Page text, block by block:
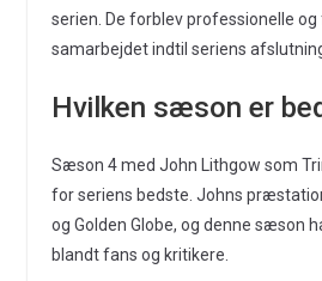
serien. De forblev professionelle
samarbejdet indtil seriens
Hvilken sæson er
Sæson 4 med John Lithgow som
for seriens bedste. Johns
og Golden Globe, og denne sæson
blandt fans og kritikere.